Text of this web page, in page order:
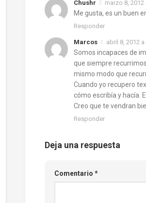
Chushr marzo 8, 2012
Me gusta, es un buen
Responder
Marcos abril 8, 2012
Somos incapaces de
que siempre
mismo modo que
Cuando yo recupero
cómo escribía y hacía.
Creo que te vendran
Responder
Deja una respuesta
Comentario *